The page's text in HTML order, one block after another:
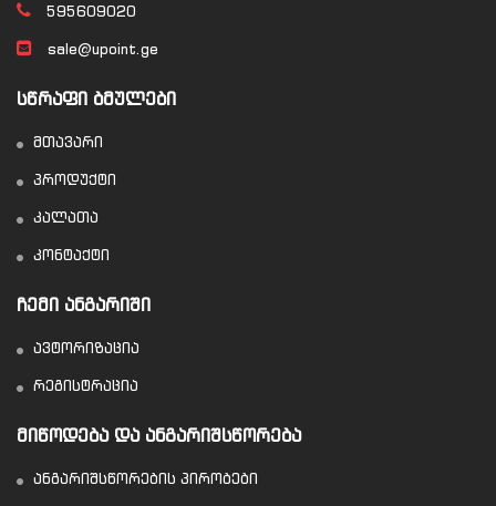
595609020
sale@upoint.ge
ᲡᲬᲠᲐᲤᲘ ᲑᲛᲣᲚᲔᲑᲘ
მთავარი
პროდუქტი
კალათა
კონტაქტი
ᲩᲔᲛᲘ ᲐᲜᲒᲐᲠᲘᲨᲘ
ავტორიზაცია
რეგისტრაცია
ᲛᲘᲬᲝᲓᲔᲑᲐ ᲓᲐ ᲐᲜᲒᲐᲠᲘᲨᲡᲬᲝᲠᲔᲑᲐ
ანგარიშსწორების პირობები